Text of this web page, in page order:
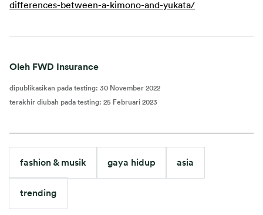
differences-between-a-kimono-and-yukata/
Oleh FWD Insurance
dipublikasikan pada testing: 30 November 2022
terakhir diubah pada testing: 25 Februari 2023
fashion & musik gaya hidup asia
trending